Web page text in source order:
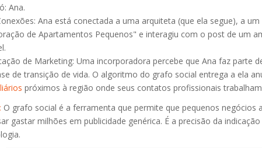
Ana.
Ana está conectada a uma arquiteta (que ela segue), a
de Apartamentos Pequenos" e interagiu com o post de um
de Marketing: Uma incorporadora percebe que Ana faz parte
de transição de vida. O algoritmo do grafo social entrega a ela
próximos à região onde seus contatos profissionais
O grafo social é a ferramenta que permite que pequenos negócios
gastar milhões em publicidade genérica. É a precisão da